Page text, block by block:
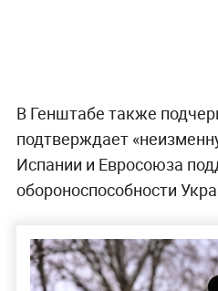
В Генштабе также
подтверждает
Испании и Евросоюза
обороноспособности